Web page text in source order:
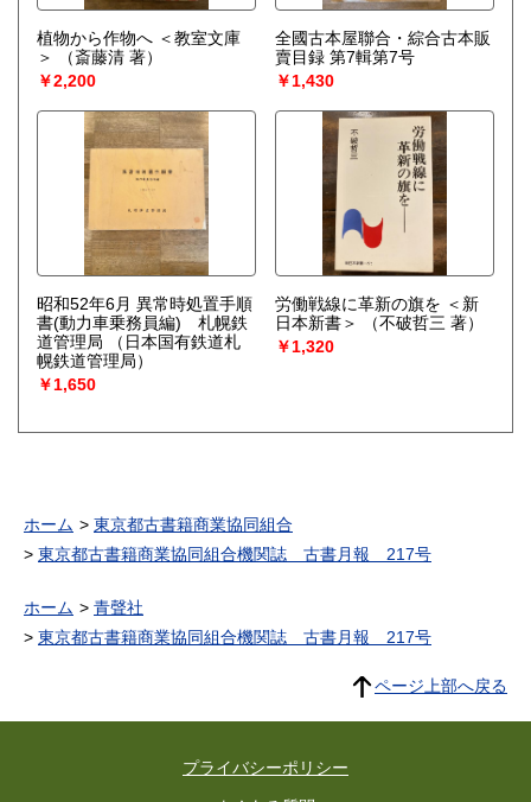
植物から作物へ ＜教室文庫
＞
（斎藤清 著）
￥2,200
全國古本屋聯合・綜合古本販
賣目録 第7輯第7号
￥1,430
昭和52年6月 異常時処置手順
書(動力車乗務員編) 札幌鉄
道管理局
（日本国有鉄道札
幌鉄道管理局）
￥1,650
労働戦線に革新の旗を ＜新
日本新書＞
（不破哲三 著）
￥1,320
ホーム
東京都古書籍商業協同組合
東京都古書籍商業協同組合機関誌 古書月報 217号
ホーム
青聲社
東京都古書籍商業協同組合機関誌 古書月報 217号
ページ上部へ戻る
プライバシーポリシー